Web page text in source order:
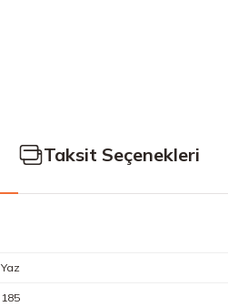
Taksit Seçenekleri
Yaz
185